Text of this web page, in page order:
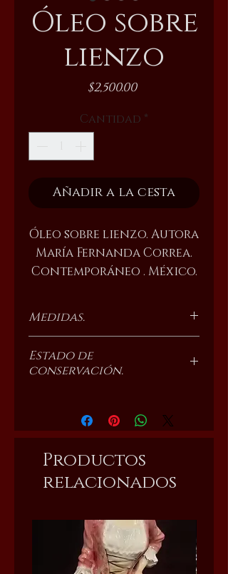
Óleo sobre
lienzo
$2,500.00Precio
Cantidad *
Añadir a la cesta
Óleo sobre lienzo. Autora
María Fernanda Correa.
Contemporáneo . México.
Medidas.
Estado de
conservación.
Productos
relacionados